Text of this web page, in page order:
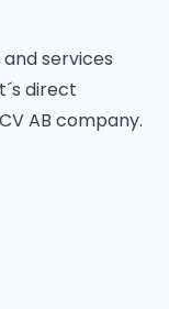
services
direct
AB company.